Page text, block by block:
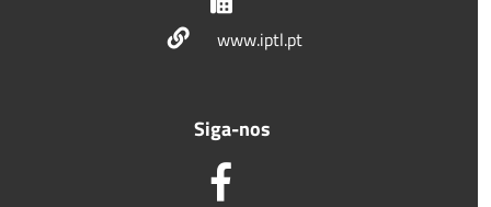
www.iptl.pt
Siga-nos